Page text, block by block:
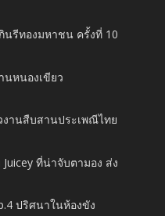
นรีทองมหาชน ครั้งที่ 10
นหนองเขียว
านสืบสานประเพณีไทย
ที่น่าจับตามอง ส่ง
ปริศนาในห้องขัง